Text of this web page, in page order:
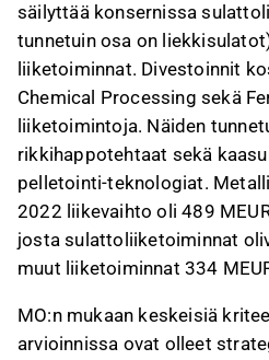
säilyttää konsernissa
tunnetuin osa on
liiketoiminnat. Divestoinnit
Chemical Processing sekä
liiketoimintoja. Näiden
rikkihappotehtaat sekä
pelletointi-teknologiat.
2022 liikevaihto oli 489
josta sulattoliiketoiminnat
muut liiketoiminnat 334
MO:n mukaan keskeisiä
arvioinnissa ovat olleet